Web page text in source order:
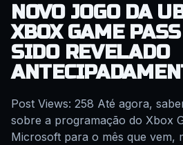
NOVO JOGO DA
XBOX GAME
SIDO REVELADO
Post Views: 258 Até agora,
sobre a programação do Xbox
Microsoft para o mês que vem,